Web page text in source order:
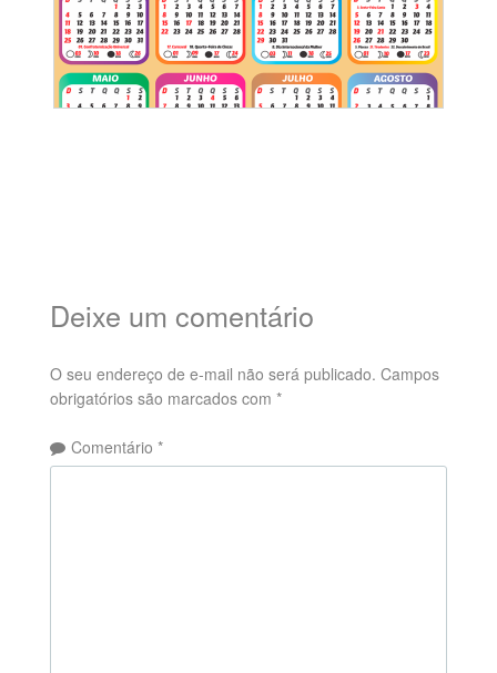
Deixe um comentário
O seu endereço de e-mail não será publicado. Campos
obrigatórios são marcados com *
Comentário *